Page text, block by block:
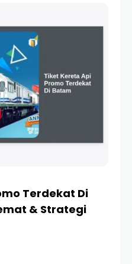
Terdekat Di
& Strategi